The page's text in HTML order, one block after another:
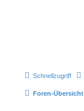
Schnellzugriff
Foren-Übersicht